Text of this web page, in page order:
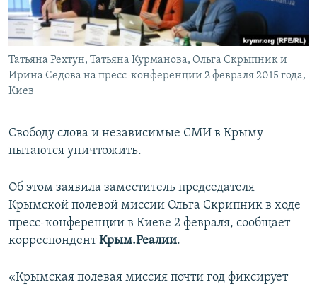
ПОБЕДИТЕЛЕЙ НЕ СУДЯТ?
КРЫМ.НЕПОКОРЕННЫЙ
ELIFBE
УКРАИНСКАЯ ПРОБЛЕМА КРЫМА
ПРИСОЕДИНЯЙТЕСЬ!
Татьяна Рехтун, Татьяна Курманова, Ольга Скрыпник и
Ирина Седова на пресс-конференции 2 февраля 2015 года,
Киев
Свободу слова и независимые СМИ в Крыму
пытаются уничтожить.
Об этом заявила заместитель председателя
Крымской полевой миссии Ольга Скрипник в ходе
пресс-конференции в Киеве 2 февраля, сообщает
корреспондентКрым.Реалии.
«Крымская полевая миссия почти год фиксирует